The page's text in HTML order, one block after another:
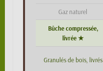
Gaz naturel
Bûche compressée,
livrée ★
Granulés de bois, livrés